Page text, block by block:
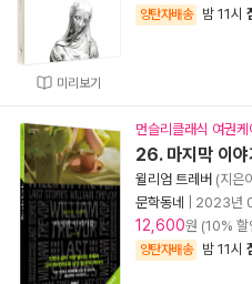
미리보기
양탄자배송 밤 11시
먼슬리클래식 여권케
26. 마지막 이야
윌리엄 트레버 (지은
문학동네
2023년
12,600원 (10%
양탄자배송 밤 11시